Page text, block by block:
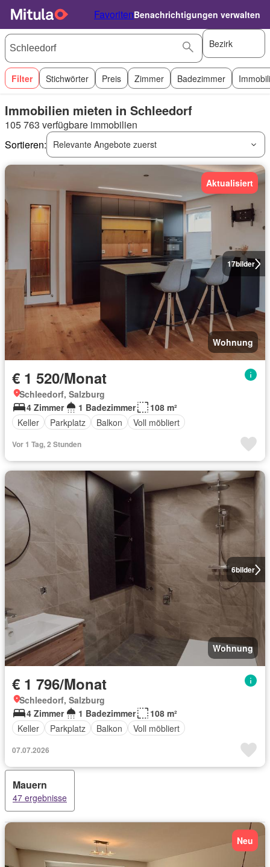
FavoritenBenachrichtigungen verwalten
Bezirk
Filter Stichwörter Preis Zimmer Badezimmer
Immobilien mieten in Schleedorf
105 763 verfügbare immobilien
Sortieren:
Relevante Angebote zuerst
17bilder
Aktualisiert
Wohnung
€ 1 520/Monat
Schleedorf, Salzburg
4 Zimmer
1 Badezimmer
108 m²
Keller
Parkplatz Balkon Voll möbliert
Vor 1 Tag, 2 Stunden
6bilder
Wohnung
€ 1 796/Monat
Schleedorf, Salzburg
4 Zimmer
1 Badezimmer
108 m²
Keller
Parkplatz Balkon Voll möbliert
07.07.2026
Mauern
47 ergebnisse
Neu